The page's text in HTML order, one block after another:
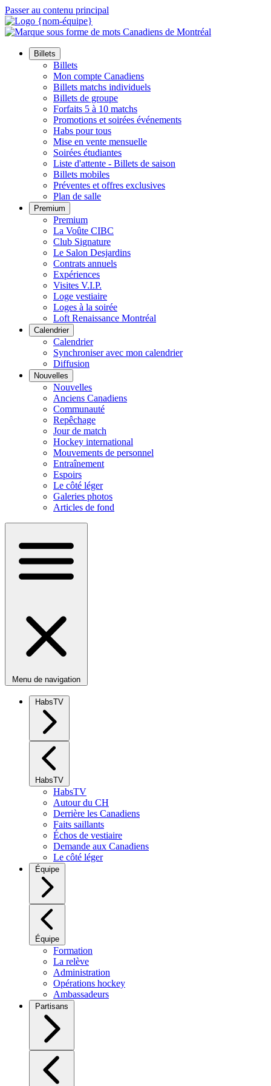
Passer au contenu principal
Billets
Billets
Mon compte Canadiens
Billets matchs individuels
Billets de groupe
Forfaits 5 à 10 matchs
Promotions et soirées événements
Habs pour tous
Mise en vente mensuelle
Soirées étudiantes
Liste d'attente - Billets de saison
Billets mobiles
Préventes et offres exclusives
Plan de salle
Premium
Premium
La Voûte CIBC
Club Signature
Le Salon Desjardins
Contrats annuels
Expériences
Visites V.I.P.
Loge vestiaire
Loges à la soirée
Loft Renaissance Montréal
Calendrier
Calendrier
Synchroniser avec mon calendrier
Diffusion
Nouvelles
Nouvelles
Anciens Canadiens
Communauté
Repêchage
Jour de match
Hockey international
Mouvements de personnel
Entraînement
Espoirs
Le côté léger
Galeries photos
Articles de fond
Menu de navigation
HabsTV
HabsTV
HabsTV
Autour du CH
Derrière les Canadiens
Faits saillants
Échos de vestiaire
Demande aux Canadiens
Le côté léger
Équipe
Équipe
Formation
La relève
Administration
Opérations hockey
Ambassadeurs
Partisans